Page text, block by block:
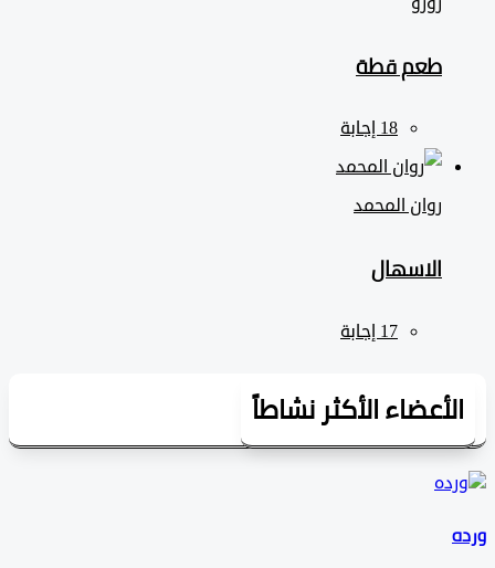
طعم قطة
روان المحمد
الاسهال
الأكثر نشاطاً